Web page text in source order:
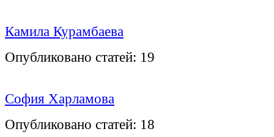
Камила Курамбаева
Опубликовано статей: 19
София Харламова
Опубликовано статей: 18